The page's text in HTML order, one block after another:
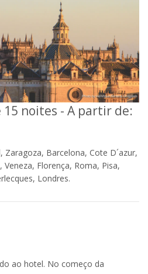
15 noites - A partir de:
Barcelona, Cote D´azur,
Florença, Roma, Pisa,
Londres.
ao hotel. No começo da